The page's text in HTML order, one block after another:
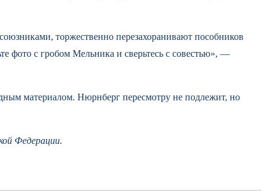
торжественно перезахоранивают пособников
фото с гробом Мельника и сверьтесь с совестью», —
материалом. Нюрнберг пересмотру не подлежит, но
Федерации.